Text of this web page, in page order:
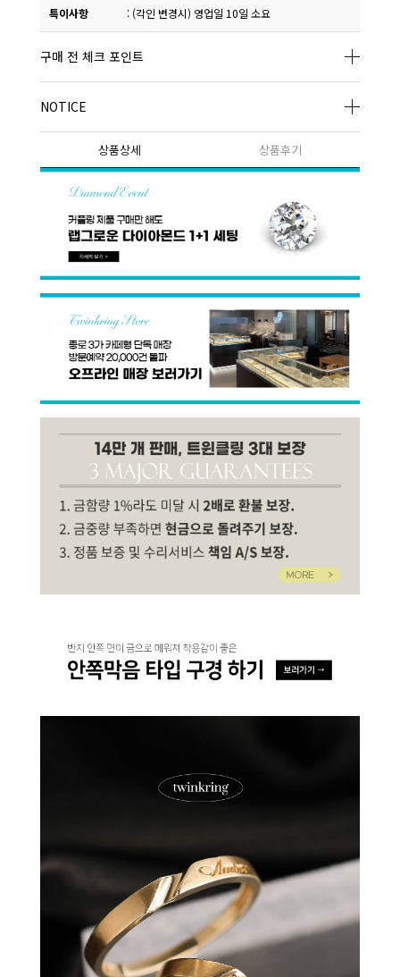
특이사항 : (각인 변경시) 영업일 10일 소요
구매 전 체크 포인트
NOTICE
상품상세 상품후기